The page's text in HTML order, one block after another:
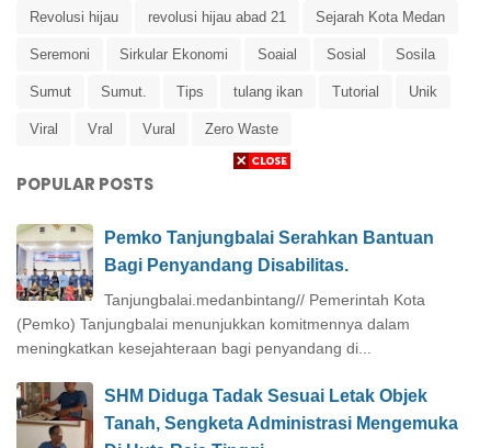
Revolusi hijau revolusi hijau abad 21 Sejarah Kota Medan
Seremoni Sirkular Ekonomi Soaial Sosial Sosila
Sumut Sumut. Tips tulang ikan Tutorial Unik
Viral Vral Vural Zero Waste
POPULAR POSTS
Pemko Tanjungbalai Serahkan Bantuan
Bagi Penyandang Disabilitas.
Tanjungbalai.medanbintang// Pemerintah Kota
(Pemko) Tanjungbalai menunjukkan komitmennya dalam
meningkatkan kesejahteraan bagi penyandang di...
SHM Diduga Tadak Sesuai Letak Objek
Tanah, Sengketa Administrasi Mengemuka